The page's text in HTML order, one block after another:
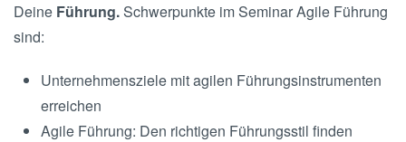
Deine Führung.Schwerpunkte im Seminar Agile Führung
sind:
Unternehmensziele mit agilen Führungsinstrumenten
erreichen
Agile Führung: Den richtigen Führungsstil finden